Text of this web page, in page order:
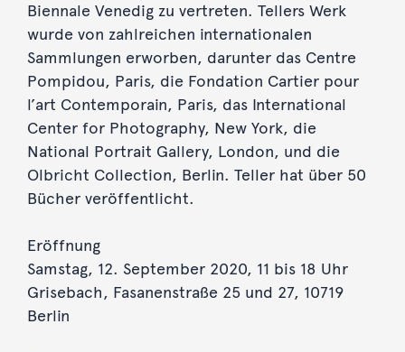
Biennale Venedig zu vertreten. Tellers Werk
wurde von zahlreichen internationalen
Sammlungen erworben, darunter das Centre
Pompidou, Paris, die Fondation Cartier pour
l’art Contemporain, Paris, das International
Center for Photography, New York, die
National Portrait Gallery, London, und die
Olbricht Collection, Berlin. Teller hat über 50
Bücher veröffentlicht.
Eröffnung
Samstag, 12. September 2020, 11 bis 18 Uhr
Grisebach, Fasanenstraße 25 und 27, 10719
Berlin